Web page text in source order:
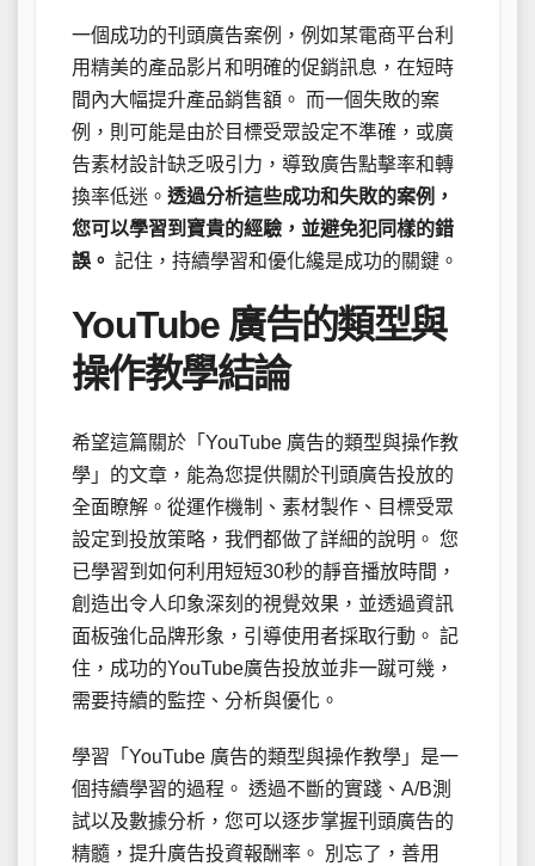
一個成功的刊頭廣告案例，例如某電商平台利
用精美的產品影片和明確的促銷訊息，在短時
間內大幅提升產品銷售額。 而一個失敗的案
例，則可能是由於目標受眾設定不準確，或廣
告素材設計缺乏吸引力，導致廣告點擊率和轉
換率低迷。 透過分析這些成功和失敗的案例，
您可以學習到寶貴的經驗，並避免犯同樣的錯
誤。 記住，持續學習和優化纔是成功的關鍵。
YouTube 廣告的類型與
操作教學結論
希望這篇關於「YouTube 廣告的類型與操作教
學」的文章，能為您提供關於刊頭廣告投放的
全面瞭解。從運作機制、素材製作、目標受眾
設定到投放策略，我們都做了詳細的說明。 您
已學習到如何利用短短30秒的靜音播放時間，
創造出令人印象深刻的視覺效果，並透過資訊
面板強化品牌形象，引導使用者採取行動。 記
住，成功的YouTube廣告投放並非一蹴可幾，
需要持續的監控、分析與優化。
學習「YouTube 廣告的類型與操作教學」是一
個持續學習的過程。 透過不斷的實踐、A/B測
試以及數據分析，您可以逐步掌握刊頭廣告的
精髓，提升廣告投資報酬率。 別忘了，善用